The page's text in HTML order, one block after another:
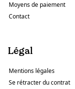
Moyens de paiement
Contact
Légal
Mentions légales
Se rétracter du contrat